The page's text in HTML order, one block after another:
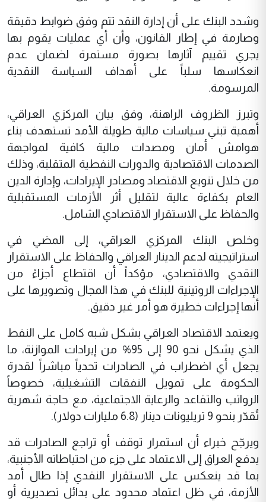
وشدد البنك على أن إدارة النقد تتم وفق ضوابط دقيقة
وصارمة في إطار القانون، وأن أي عمليات يقوم بها
يجري تقييم آثارها بصورة مستمرة لضمان عدم
انعكاسها سلباً على أهداف السياسة النقدية
المرسومة.
وتبرز الظروف الراهنة، وفق بيان المركزي العراقي،
أهمية تبني سياسات مالية طويلة الأمد تستهدف بناء
هوامش أمان ومصدات مالية كافية لمواجهة
الصدمات الاقتصادية والدورات النفطية المتقلبة، وذلك
من خلال تنويع الاقتصاد ومصادر الإيرادات، وإدارة الدين
العام بكفاءة عالية لتقليل أثر الأزمات المستقبلية
والحفاظ على الاستقرار الاقتصادي الشامل.
وخلص البنك المركزي العراقي، إلى المضي في
استراتيجيته لدعم الدينار العراقي والحفاظ على الاستقرار
النقدي والاقتصادي، مؤكداً أن اقتطاع أجزاءً من
الإجراءات الروتينية للبنك في هذا المجال وتصويرها على
أنها إجراءات خطيرة هو أمر غير دقيق.
ويعتمد الاقتصاد العراقي بشكل شبه كامل على النفط
الذي يشكل نحو 90 إلى 95% من إيرادات الموازنة، ما
يجعل أي اضطراب في الصادرات تحدياً مباشراً لقدرة
الحكومة على تمويل النفقات التشغيلية، خصوصاً
الرواتب والتقاعد والرعاية الاجتماعية، مع حاجة شهرية
تُقدّر بنحو 9 تريليونات دينار (6.8 مليارات دولار).
ويرجّح خبراء أن استمرار توقف أو تراجع الصادرات قد
يدفع العراق إلى الاعتماد على جزء من احتياطاته الأجنبية،
بما قد ينعكس على الاستقرار النقدي إذا طال أمد
الأزمة، في ظل اعتماد محدود على بدائل تصديرية أو